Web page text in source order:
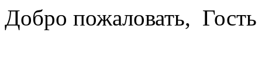
Добро пожаловать, Гость